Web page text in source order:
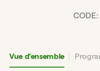
Vue d’ensemble